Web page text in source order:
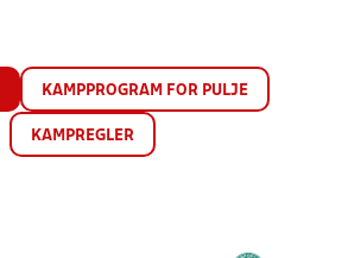
KAMPPROGRAM FOR PULJE
KAMPREGLER